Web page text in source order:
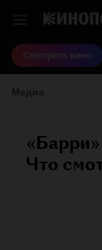
Смотреть кино
Что